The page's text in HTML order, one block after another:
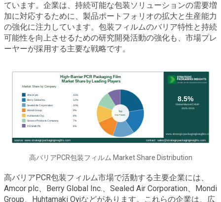
ています。企業は、持続可能な包装ソリューションの需要増
加に対応するために、製品ポートフォリオの拡大と生産能力
の強化に注力しています。包装フィルムのバリア特性と持続
可能性を向上させるための研究開発活動の強化も、市場プレ
ーヤーが採用する主要な戦略です。
高バリアPCR包装フィルム Market Share Distribution
高バリアPCR包装フィルム市場で活動する主要企業には、
Amcor plc、Berry Global Inc.、Sealed Air Corporation、Mondi
Group、Huhtamaki Oyjなどがあります。これらの企業は、広